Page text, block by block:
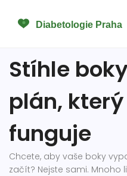
Stíhle
plán,
funguje
Chcete, aby vaše boky
začít? Nejste sami. Mnoho